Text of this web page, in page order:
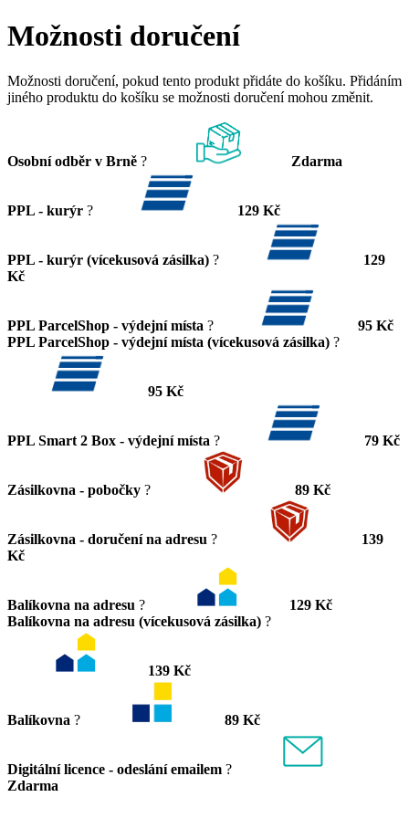
Možnosti doručení
Možnosti doručení, pokud tento produkt přidáte do košíku. Přidáním
jiného produktu do košíku se možnosti doručení mohou změnit.
Osobní odběr v Brně ? Zdarma
PPL - kurýr ? 129 Kč
PPL - kurýr (vícekusová zásilka) ?
129
Kč
PPL ParcelShop - výdejní místa ?
95 Kč
PPL ParcelShop - výdejní místa (vícekusová zásilka) ?
95 Kč
PPL Smart 2 Box - výdejní místa ? 79 Kč
Zásilkovna - pobočky ? 89 Kč
Zásilkovna - doručení na adresu ?
139
Kč
Balíkovna na adresu ?
129 Kč
Balíkovna na adresu (vícekusová zásilka) ?
139 Kč
Balíkovna ? 89 Kč
Digitální licence - odeslání emailem ?
Zdarma